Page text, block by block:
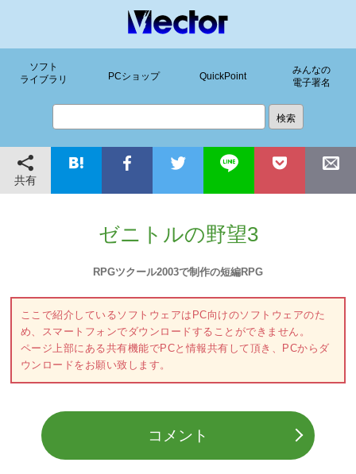
ソフト
ライブラリ
PCショップ QuickPoint
みんなの
電子署名
共有
ゼニトルの野望3
RPGツクール2003で制作の短編RPG
ここで紹介しているソフトウェアはPC向けのソフトウェアのた
め、スマートフォンでダウンロードすることができません。
ページ上部にある共有機能でPCと情報共有して頂き、PCからダ
ウンロードをお願い致します。
コメント